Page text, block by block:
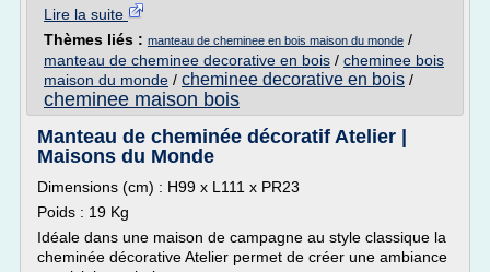
Lire la suite
Thèmes liés : manteau de cheminee en bois maison du monde /
manteau de cheminee decorative en bois / cheminee bois
maison du monde / cheminee decorative en bois /
cheminee maison bois
Manteau de cheminée décoratif Atelier |
Maisons du Monde
Dimensions (cm) : H99 x L111 x PR23
Poids : 19 Kg
Idéale dans une maison de campagne au style classique la
cheminée décorative Atelier permet de créer une ambiance